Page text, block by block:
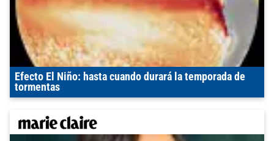
Efecto El Niño: hasta cuando durará la temporada de
tormentas